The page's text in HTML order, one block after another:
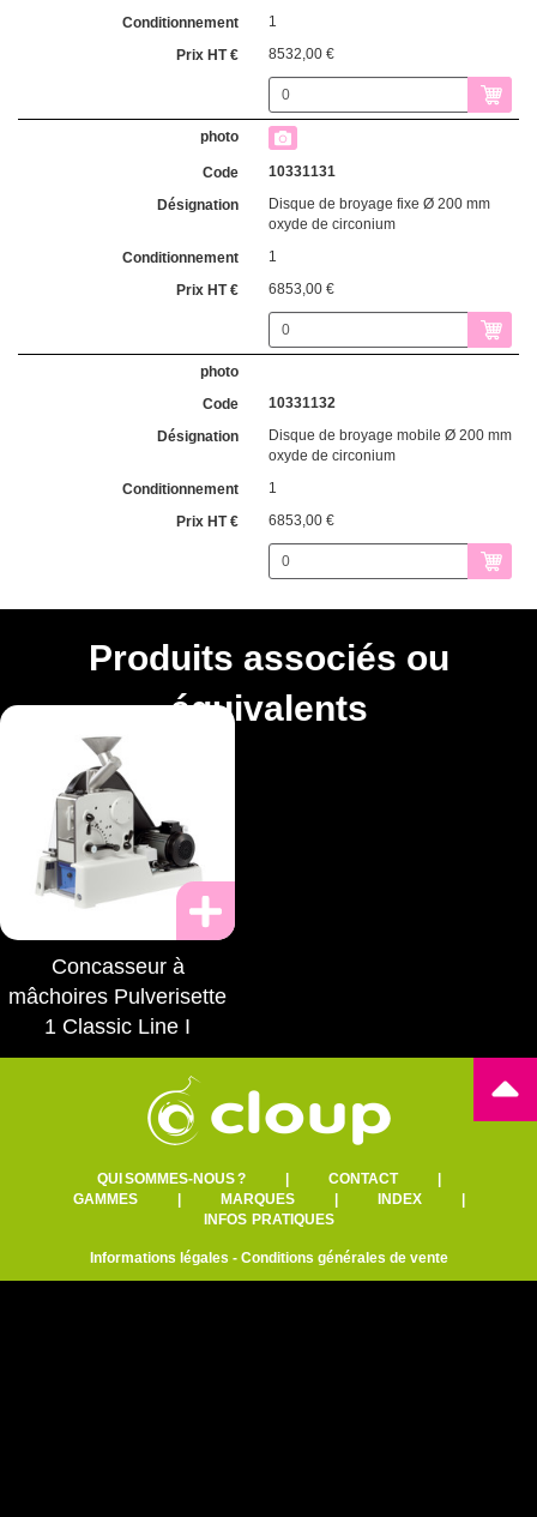
1
8532,00 €
10331131
Disque de broyage fixe Ø 200 mm
oxyde de circonium
1
6853,00 €
10331132
Disque de broyage mobile Ø 200 mm
oxyde de circonium
1
6853,00 €
Produits associés ou
équivalents
Concasseur à
mâchoires Pulverisette
1 Classic Line I
QUI SOMMES-NOUS ?| CONTACT|
GAMMES| MARQUES| INDEX|
INFOS PRATIQUES
Informations légales - Conditions générales de vente